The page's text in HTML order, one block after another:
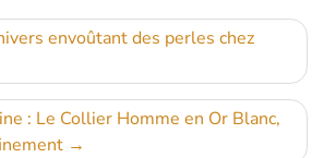
envoûtant des perles chez
: Le Collier Homme en Or Blanc,